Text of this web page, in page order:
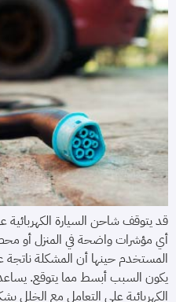
قد يتوقف شاحن السيارة
أي مؤشرات واضحة في المنزل أو
المستخدم حينها أن المشكلة
يكون السبب أبسط مما يتوقع.
الكهربائية على التعامل مع الخلل